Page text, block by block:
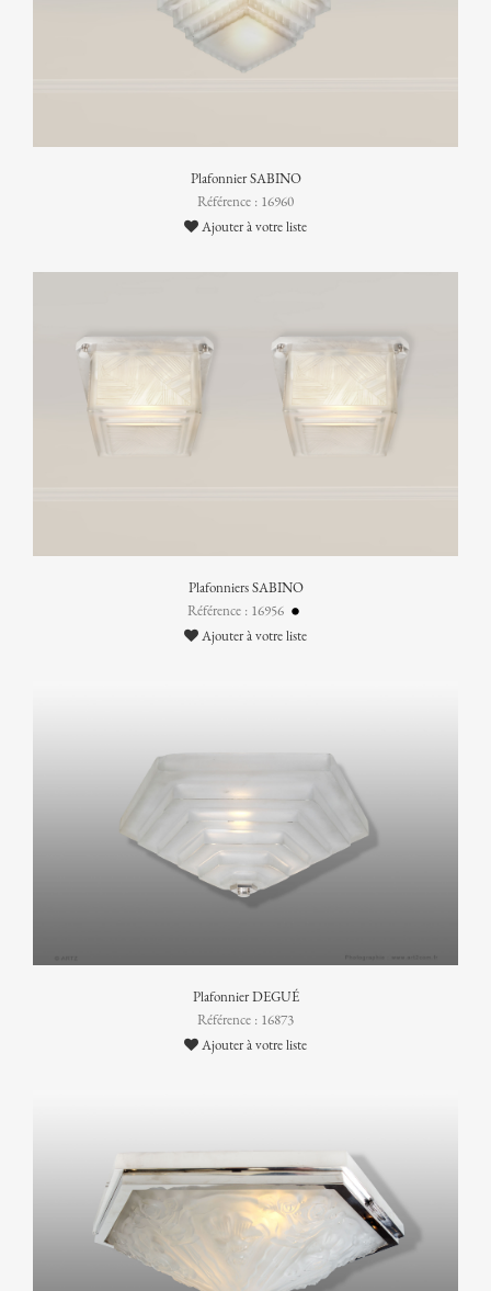
Plafonnier SABINO
Référence : 16960
Ajouter à votre liste
Plafonniers SABINO
Référence : 16956
Ajouter à votre liste
Plafonnier DEGUÉ
Référence : 16873
Ajouter à votre liste